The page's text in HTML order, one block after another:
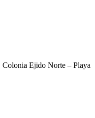
Ejido Norte – Playa